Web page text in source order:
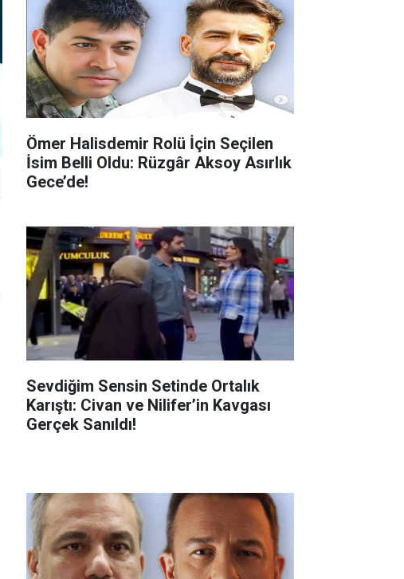
Ömer Halisdemir Rolü İçin Seçilen
İsim Belli Oldu: Rüzgâr Aksoy Asırlık
Gece’de!
Sevdiğim Sensin Setinde Ortalık
Karıştı: Civan ve Nilifer’in Kavgası
Gerçek Sanıldı!